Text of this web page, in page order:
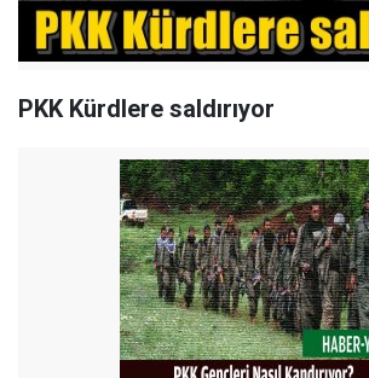
PKK Kürdlere saldırıyor